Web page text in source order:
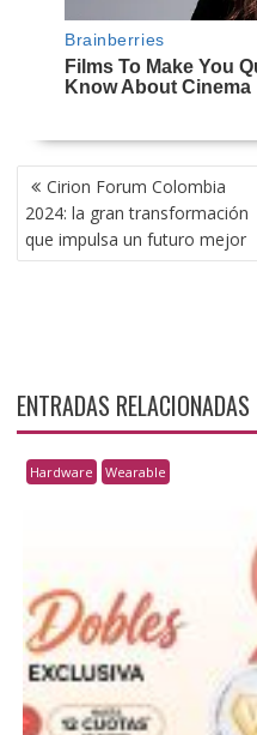
NAVEGACIÓN
DE
ENTRADAS
Cirion Forum Colombia
2024: la gran transformación
que impulsa un futuro mejor
ENTRADAS RELACIONADAS
Hardware Wearable